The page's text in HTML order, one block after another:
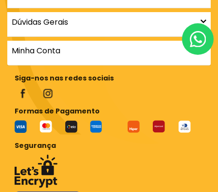
Dúvidas Gerais
Minha Conta
Siga-nos nas redes sociais
Formas de Pagamento
Segurança